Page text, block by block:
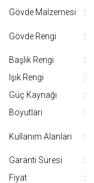
Gövde Malzemesi
Gövde Rengi
Başlık Rengi
Işık Rengi
Güç Kaynağı
Boyutları
Kullanım Alanları
Garanti Süresi
Fiyat